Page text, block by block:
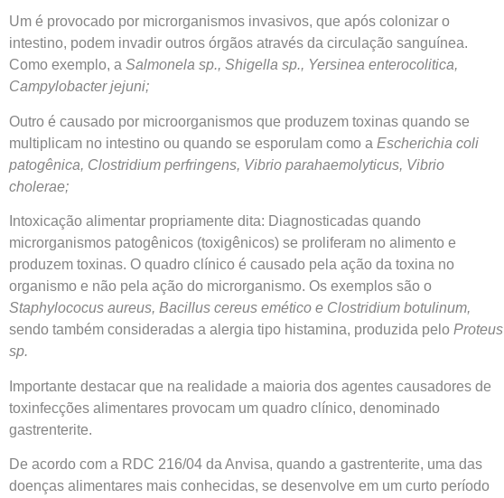
Um é provocado por microrganismos invasivos, que após colonizar o
intestino, podem invadir outros órgãos através da circulação sanguínea.
Como exemplo, a Salmonela sp., Shigella sp., Yersinea enterocolitica,
Campylobacter jejuni;
Outro é causado por microorganismos que produzem toxinas quando se
multiplicam no intestino ou quando se esporulam como a Escherichia coli
patogênica, Clostridium perfringens, Vibrio parahaemolyticus, Vibrio
cholerae;
Intoxicação alimentar propriamente dita: Diagnosticadas quando
microrganismos patogênicos (toxigênicos) se proliferam no alimento e
produzem toxinas. O quadro clínico é causado pela ação da toxina no
organismo e não pela ação do microrganismo. Os exemplos são o
Staphylococus aureus, Bacillus cereus emético e Clostridium botulinum,
sendo também consideradas a alergia tipo histamina, produzida pelo Proteus
sp.
Importante destacar que na realidade a maioria dos agentes causadores de
toxinfecções alimentares provocam um quadro clínico, denominado
gastrenterite.
De acordo com a RDC 216/04 da Anvisa, quando a gastrenterite, uma das
doenças alimentares mais conhecidas, se desenvolve em um curto período